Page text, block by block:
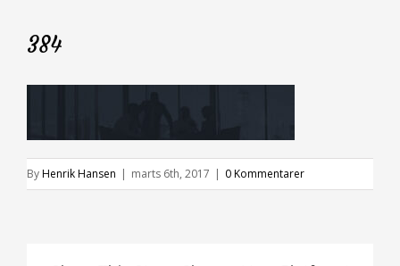
384
ByHenrik Hansen | marts 6th, 2017 | 0 Kommentarer